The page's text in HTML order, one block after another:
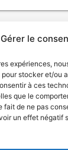
Gérer le
expériences,
stocker et/ou
à ces
que le
fait de ne pas
un effet négatif